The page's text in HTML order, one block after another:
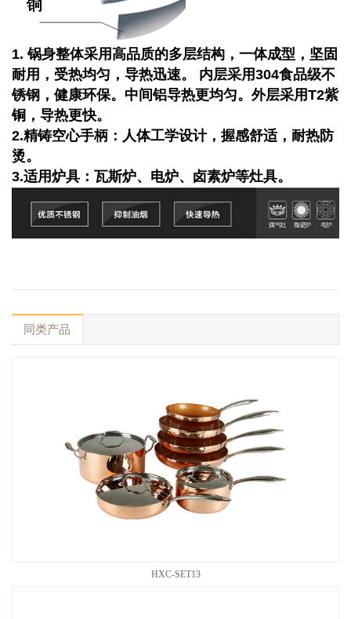
1. 锅身整体采用高品质的多层结构，一体成型，坚固
耐用，受热均匀，导热迅速。 内层采用304食品级不
锈钢，健康环保。中间铝导热更均匀。外层采用T2紫
铜，导热更快。
2.精铸空心手柄：人体工学设计，握感舒适，耐热防
烫。
3.适用炉具：瓦斯炉、电炉、卤素炉等灶具。
同类产品
HXC-SET13